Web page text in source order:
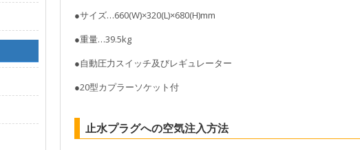
●サイズ…660(W)×320(L)×680(H)mm
●重量…39.5kg
●自動圧力スイッチ及びレギュレーター
●20型カプラーソケット付
止水プラグへの空気注入方法